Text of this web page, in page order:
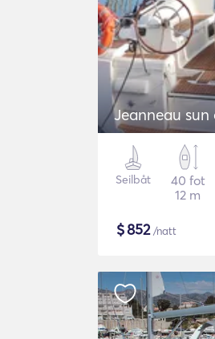
Jeanneau sun
Seilbåt
40 fot
12 m
$852/natt